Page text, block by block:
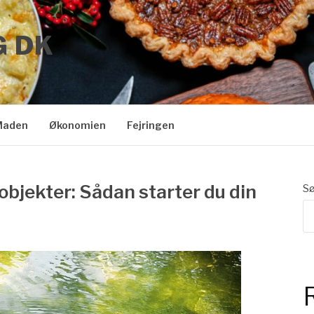
DK
Økonomien Fejringen
Sådan starter du din